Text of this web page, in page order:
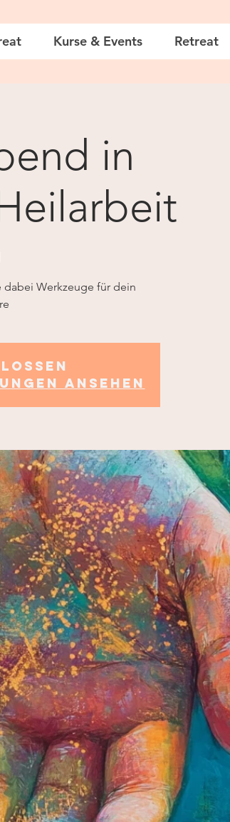
Kurse & Events Retreat
in
Werkzeuge für dein
ansehen